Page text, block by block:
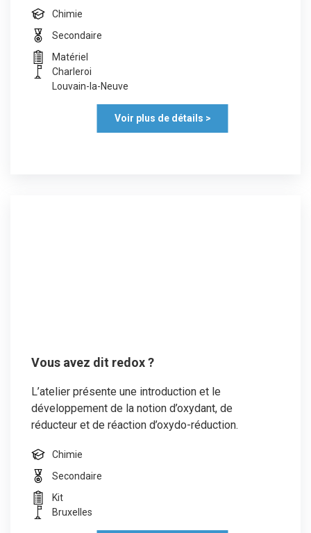
Chimie
Secondaire
Matériel
Charleroi
Louvain-la-Neuve
Voir plus de détails >
Vous avez dit redox ?
L’atelier présente une introduction et le
développement de la notion d’oxydant, de
réducteur et de réaction d’oxydo-réduction.
Chimie
Secondaire
Kit
Bruxelles